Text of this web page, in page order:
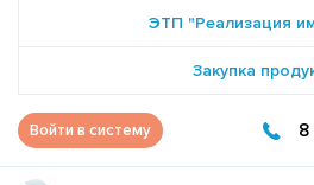
ЭТП "Реализация
Закупка
Войти в систему 8